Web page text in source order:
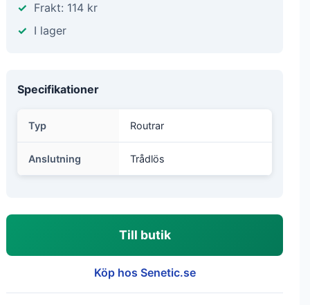
Frakt: 114 kr
I lager
Specifikationer
Typ Routrar
Anslutning Trådlös
Till butik
Köp hos Senetic.se